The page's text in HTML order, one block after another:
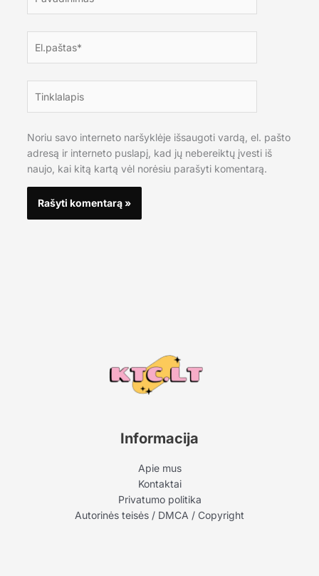
Noriu savo interneto naršyklėje išsaugoti vardą, el. pašto
adresą ir interneto puslapį, kad jų nebereiktų įvesti iš
naujo, kai kitą kartą vėl norėsiu parašyti komentarą.
Informacija
Apie mus
Kontaktai
Privatumo politika
Autorinės teisės / DMCA / Copyright